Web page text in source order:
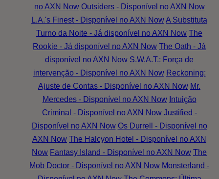
no AXN Now Outsiders - Disponível no AXN Now
L.A.'s Finest - Disponível no AXN NowA Substituta
Turno da Noite - Já disponível no AXN Now The
Rookie - Já disponível no AXN Now The Oath - Já
disponível no AXN Now S.W.A.T.: Força de
intervenção - Disponível no AXN Now Reckoning:
Ajuste de Contas - Disponível no AXN Now Mr.
Mercedes - Disponível no AXN Now Intuição
Criminal - Disponível no AXN Now Justified -
Disponível no AXN Now Os Durrell - Disponível no
AXN Now The Halcyon Hotel - Disponível no AXN
Now Fantasy Island - Disponível no AXN Now The
Mob Doctor - Disponível no AXN Now Monsterland -